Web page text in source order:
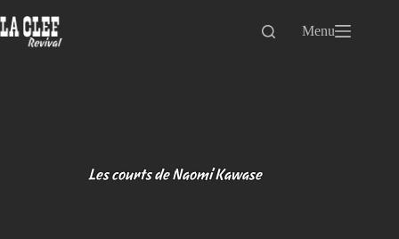
au
contenu
Menu
Les courts de Naomi Kawase